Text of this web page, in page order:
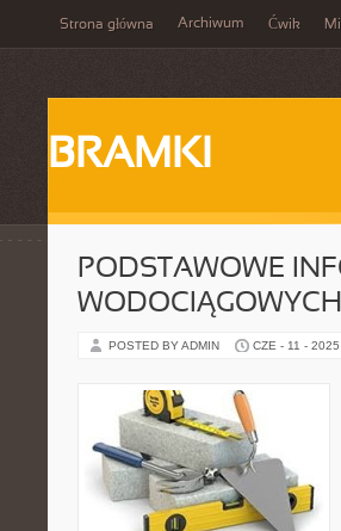
Strona główna Archiwum Ćwik
BRAMKI
PODSTAWOWE
WODOCIĄGOWYCH
POSTED BY ADMIN CZE - 11 - 2025